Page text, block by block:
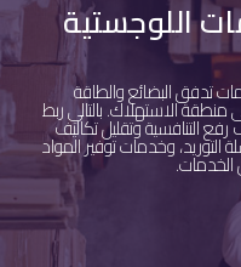
اللوجستية
تدفق البضائع والطاقة
منطقة الاستهلاك. بالتالي ربط
التنافسية وتقليل تكاليف
التوريد، وخدمات توفير المواد